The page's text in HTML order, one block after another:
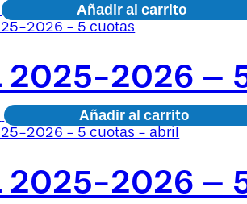
Añadir al carrito
2025-2026 –
Añadir al carrito
2025-2026 –